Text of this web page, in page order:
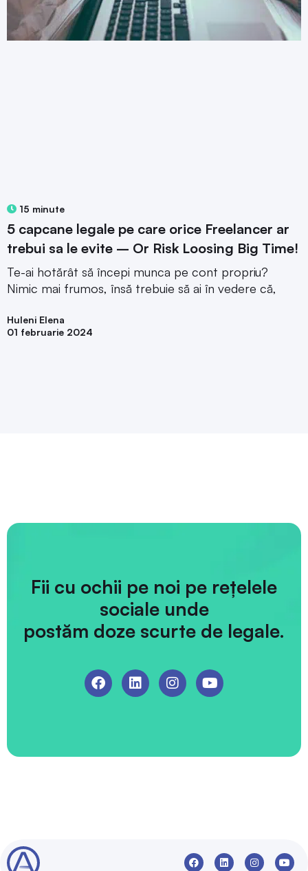
15 minute
5 capcane legale pe care orice Freelancer ar
trebui sa le evite – Or Risk Loosing Big Time!
Te-ai hotărât să începi munca pe cont propriu?
Nimic mai frumos, însă trebuie să ai în vedere că,
Huleni Elena
01 februarie 2024
Fii cu ochii pe noi pe rețelele
sociale unde
postăm doze scurte de legale.